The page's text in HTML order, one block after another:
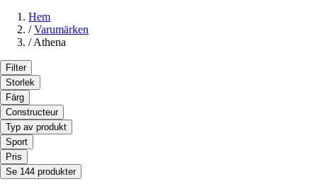
Hem
/ Varumärken
/ Athena
Filter
Storlek
Färg
Constructeur
Typ av produkt
Sport
Pris
Se 144 produkter